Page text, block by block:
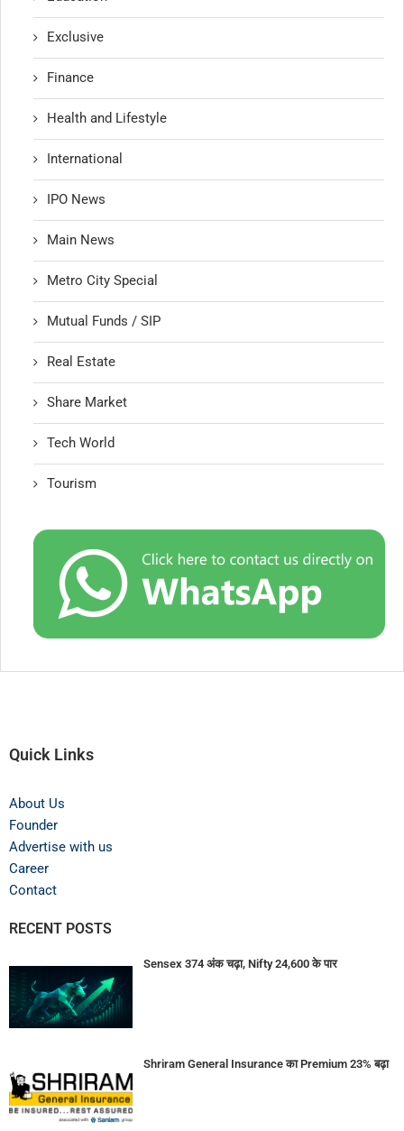
Exclusive
Finance
Health and Lifestyle
International
IPO News
Main News
Metro City Special
Mutual Funds / SIP
Real Estate
Share Market
Tech World
Tourism
Quick Links
About Us
Founder
Advertise with us
Career
Contact
RECENT POSTS
Sensex 374 अंक चढ़ा, Nifty 24,600 के पार
Shriram General Insurance का Premium 23% बढ़ा